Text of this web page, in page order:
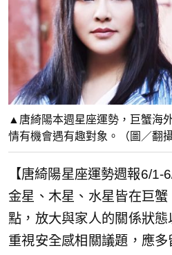
▲唐綺陽本週星座運勢，巨蟹海
情有機會遇有趣對象。（圖／翻
【唐綺陽星座運勢週報6/1-
金星、木星、水星皆在巨
點，放大與家人的關係狀態
重視安全感相關議題，應